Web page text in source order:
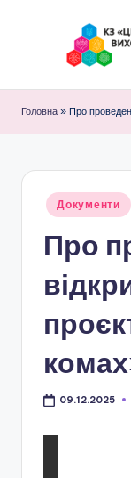
З
"
Ц
е
т
р
н
а
ц
і
Головна » Про
Опубліковано
Документи
Про
09.12.2025